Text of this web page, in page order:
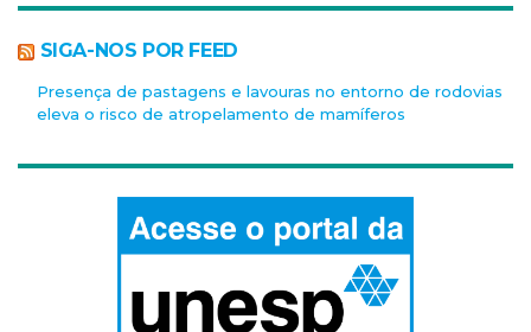
SIGA-NOS POR FEED
Presença de pastagens e lavouras no entorno de rodovias
eleva o risco de atropelamento de mamíferos